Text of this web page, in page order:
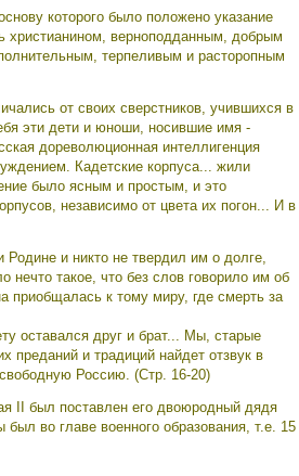
которого было положено указание
христианином, верноподданным, добрым
терпеливым и расторопным
от своих сверстников, учившихся в
эти дети и юноши, носившие имя -
дореволюционная интеллигенция
Кадетские корпуса... жили
было ясным и простым, и это
независимо от цвета их погон... И в
и никто не твердил им о долге,
нечто такое, что без слов говорило им об
приобщалась к тому миру, где смерть за
оставался друг и брат... Мы, старые
преданий и традиций найдет отзвук в
Россию. (Стр. 16-20)
II был поставлен его двоюродный дядя
во главе военного образования, т.е. 15